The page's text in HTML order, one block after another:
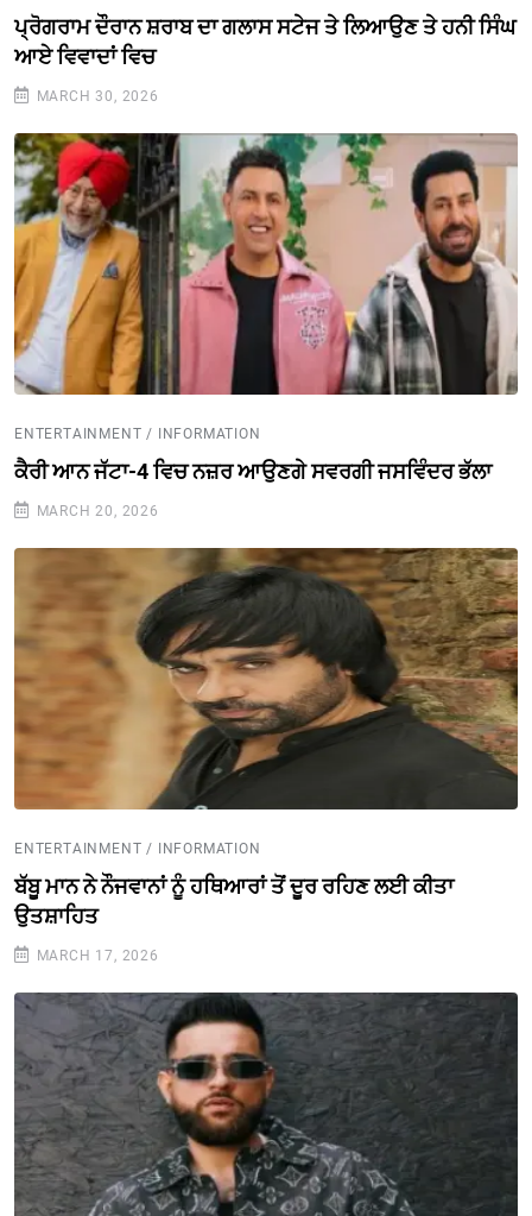
ਪ੍ਰੋਗਰਾਮ ਦੌਰਾਨ ਸ਼ਰਾਬ ਦਾ ਗਲਾਸ ਸਟੇਜ ਤੇ ਲਿਆਉਣ ਤੇ ਹਨੀ ਸਿੰਘ
ਆਏ ਵਿਵਾਦਾਂ ਵਿਚ
MARCH 30, 2026
ENTERTAINMENT / INFORMATION
ਕੈਰੀ ਆਨ ਜੱਟਾ-4 ਵਿਚ ਨਜ਼ਰ ਆਉਣਗੇ ਸਵਰਗੀ ਜਸਵਿੰਦਰ ਭੱਲਾ
MARCH 20, 2026
ENTERTAINMENT / INFORMATION
ਬੱਬੂ ਮਾਨ ਨੇ ਨੌਜਵਾਨਾਂ ਨੂੰ ਹਥਿਆਰਾਂ ਤੋਂ ਦੂਰ ਰਹਿਣ ਲਈ ਕੀਤਾ
ਉਤਸ਼ਾਹਿਤ
MARCH 17, 2026